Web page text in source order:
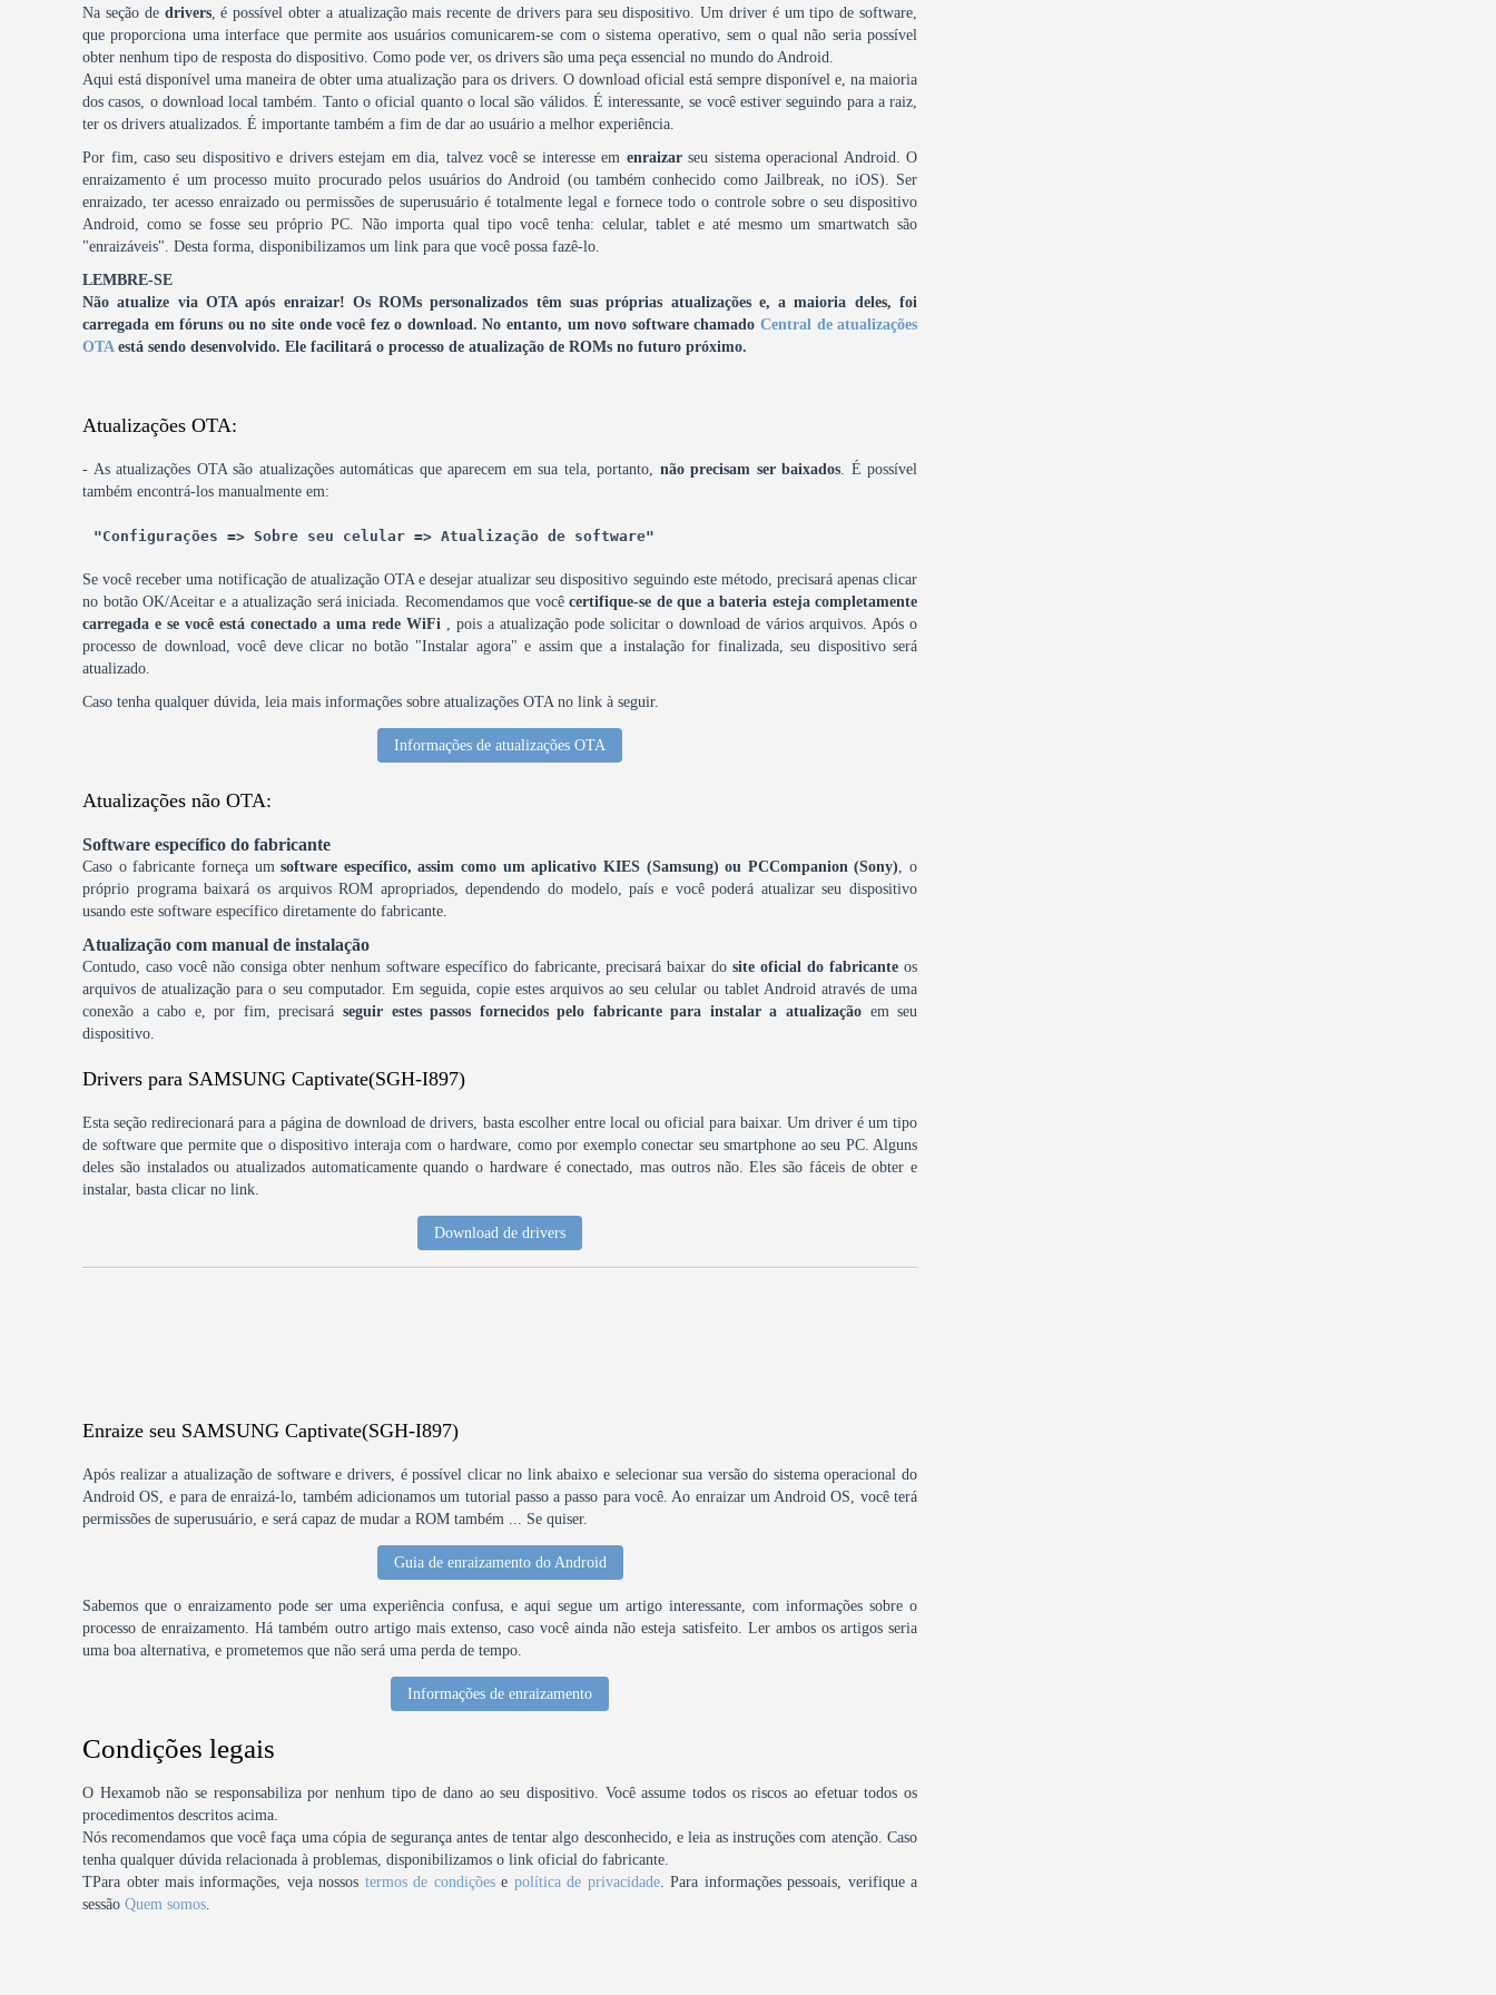
Na seção de drivers, é possível obter a atualização mais recente de drivers para seu dispositivo. Um driver é um tipo de software,
que proporciona uma interface que permite aos usuários comunicarem-se com o sistema operativo, sem o qual não seria possível
obter nenhum tipo de resposta do dispositivo. Como pode ver, os drivers são uma peça essencial no mundo do Android.
Aqui está disponível uma maneira de obter uma atualização para os drivers. O download oficial está sempre disponível e, na maioria
dos casos, o download local também. Tanto o oficial quanto o local são válidos. É interessante, se você estiver seguindo para a raiz,
ter os drivers atualizados. É importante também a fim de dar ao usuário a melhor experiência.
Por fim, caso seu dispositivo e drivers estejam em dia, talvez você se interesse em enraizarseu sistema operacional Android. O
enraizamento é um processo muito procurado pelos usuários do Android (ou também conhecido como Jailbreak, no iOS). Ser
enraizado, ter acesso enraizado ou permissões de superusuário é totalmente legal e fornece todo o controle sobre o seu dispositivo
Android, como se fosse seu próprio PC. Não importa qual tipo você tenha: celular, tablet e até mesmo um smartwatch são
"enraizáveis". Desta forma, disponibilizamos um link para que você possa fazê-lo.
LEMBRE-SE
Não atualize via OTA após enraizar! Os ROMs personalizados têm suas próprias atualizações e, a maioria deles, foi
carregada em fóruns ou no site onde você fez o download.No entanto, um novo software chamado Central de atualizações
OTAestá sendo desenvolvido. Ele facilitará o processo de atualização de ROMs no futuro próximo.
Atualizações OTA:
- As atualizações OTA são atualizações automáticas que aparecem em sua tela, portanto, não precisam ser baixados. É possível
também encontrá-los manualmente em:
"Configurações => Sobre seu celular => Atualização de software"
Se você receber uma notificação de atualização OTA e desejar atualizar seu dispositivo seguindo este método, precisará apenas clicar
no botão OK/Aceitar e a atualização será iniciada. Recomendamos que vocêcertifique-se de que a bateria esteja completamente
carregada e se você está conectado a uma rede WiFi , pois a atualização pode solicitar o download de vários arquivos. Após o
processo de download, você deve clicar no botão "Instalar agora" e assim que a instalação for finalizada, seu dispositivo será
atualizado.
Caso tenha qualquer dúvida, leia mais informações sobre atualizações OTA no link à seguir.
Informações de atualizações OTA
Atualizações não OTA:
Software específico do fabricante
Caso o fabricante forneça umsoftware específico, assim como um aplicativo KIES (Samsung) ou PCCompanion (Sony), o
próprio programa baixará os arquivos ROM apropriados, dependendo do modelo, país e você poderá atualizar seu dispositivo
usando este software específico diretamente do fabricante.
Atualização com manual de instalação
Contudo, caso você não consiga obter nenhum software específico do fabricante, precisará baixar dosite oficial do fabricante os
arquivos de atualização para o seu computador. Em seguida, copie estes arquivos ao seu celular ou tablet Android através de uma
conexão a cabo e, por fim, precisará seguir estes passos fornecidos pelo fabricante para instalar a atualizaçãoem seu
dispositivo.
Drivers para SAMSUNG Captivate(SGH-I897)
Esta seção redirecionará para a página de download de drivers, basta escolher entre local ou oficial para baixar. Um driver é um tipo
de software que permite que o dispositivo interaja com o hardware, como por exemplo conectar seu smartphone ao seu PC. Alguns
deles são instalados ou atualizados automaticamente quando o hardware é conectado, mas outros não. Eles são fáceis de obter e
instalar, basta clicar no link.
Download de drivers
Enraize seu SAMSUNG Captivate(SGH-I897)
Após realizar a atualização de software e drivers, é possível clicar no link abaixo e selecionar sua versão do sistema operacional do
Android OS, e para de enraizá-lo, também adicionamos um tutorial passo a passo para você. Ao enraizar um Android OS, você terá
permissões de superusuário, e será capaz de mudar a ROM também ... Se quiser.
Guia de enraizamento do Android
Sabemos que o enraizamento pode ser uma experiência confusa, e aqui segue um artigo interessante, com informações sobre o
processo de enraizamento. Há também outro artigo mais extenso, caso você ainda não esteja satisfeito. Ler ambos os artigos seria
uma boa alternativa, e prometemos que não será uma perda de tempo.
Informações de enraizamento
Condições legais
O Hexamob não se responsabiliza por nenhum tipo de dano ao seu dispositivo. Você assume todos os riscos ao efetuar todos os
procedimentos descritos acima.
Nós recomendamos que você faça uma cópia de segurança antes de tentar algo desconhecido, e leia as instruções com atenção. Caso
tenha qualquer dúvida relacionada à problemas, disponibilizamos o link oficial do fabricante.
TPara obter mais informações, veja nossos termos de condiçõese política de privacidade. Para informações pessoais, verifique a
sessãoQuem somos.